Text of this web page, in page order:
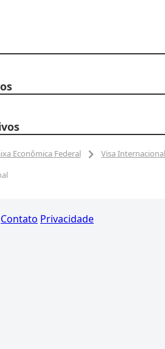
Econômica Federal
Visa
Contato Privacidade